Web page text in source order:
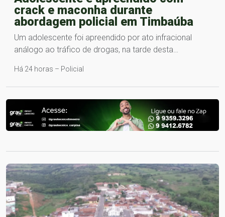
crack e maconha durante
abordagem policial em Timbaúba
Um adolescente foi apreendido por ato infracional
análogo ao tráfico de drogas, na tarde desta…
Há 24 horas – Policial